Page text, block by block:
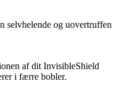
selvhelende og uovertruffen
af dit InvisibleShield
i færre bobler.